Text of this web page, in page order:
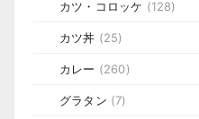
カツ・コロッケ (128)
カツ丼 (25)
カレー (260)
グラタン (7)